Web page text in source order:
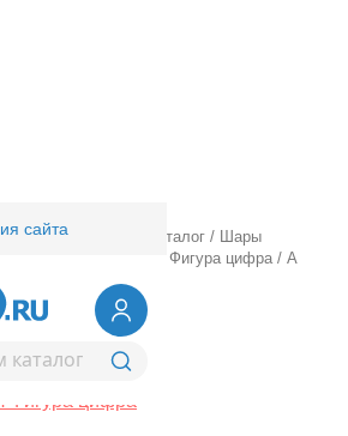
сайта/ Оптовый каталог /
Шары
Фигура цифра / А
8 Silver
Фигура цифра